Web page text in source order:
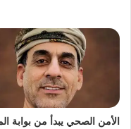
الأمن الصحي يبدأ من بوابة